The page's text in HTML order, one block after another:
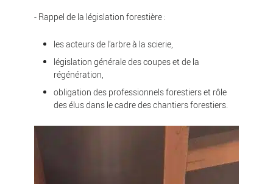
- Rappel de la législation forestière :
les acteurs de l’arbre à la scierie,
législation générale des coupes et de la
régénération,
obligation des professionnels forestiers et rôle
des élus dans le cadre des chantiers forestiers.